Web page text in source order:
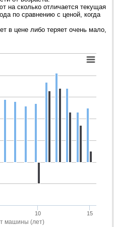
на сколько отличается текущая
по сравнению с ценой, когда
в цене либо теряет очень мало,
машины (лет)
10 15